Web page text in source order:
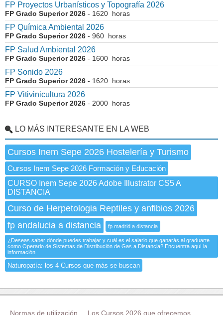
FP Proyectos Urbanísticos y Topografía 2026
FP Grado Superior 2026 - 1620 horas
FP Química Ambiental 2026
FP Grado Superior 2026 - 960 horas
FP Salud Ambiental 2026
FP Grado Superior 2026 - 1600 horas
FP Sonido 2026
FP Grado Superior 2026 - 1620 horas
FP Vitivinicultura 2026
FP Grado Superior 2026 - 2000 horas
LO MÁS INTERESANTE EN LA WEB
Cursos Inem Sepe 2026 Hostelería y Turismo
Cursos Inem Sepe 2026 Formación y Educación
CURSO Inem Sepe 2026 Adobe Illustrator CS5 A
DISTANCIA
Curso de Herpetologia Reptiles y anfibios 2026
fp andalucia a distancia
fp madrid a distancia
¿Deseas saber dónde puedes trabajar y cuál es el salario que ganarás al graduarte
como Operario de Sistemas de Distribución de Gas a Distancia? Encuentra aquí la
información
Naturopatía: los 4 Cursos que más se buscan
Normas de utilización Los Cursos 2026 que ofrecemos